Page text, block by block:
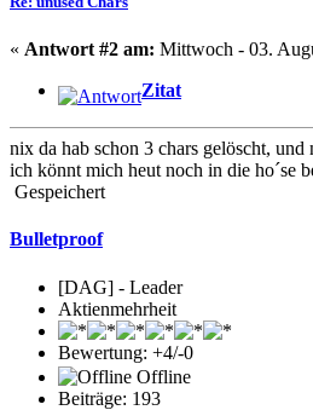
« Antwort #2 am: Mittwoch - 03.
Zitat
nix da hab schon 3 chars gelöscht, und
ich könnt mich heut noch in die ho´se
Gespeichert
Bulletproof
[DAG] - Leader
Aktienmehrheit
Bewertung: +4/-0
Offline
Beiträge: 193